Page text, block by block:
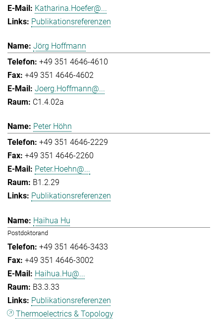
Katharina.Hoefer@...
Publikationsreferenzen
Jörg Hoffmann
+49 351 4646-4610
+49 351 4646-4602
Joerg.Hoffmann@...
C1.4.02a
Peter Höhn
+49 351 4646-2229
+49 351 4646-2260
Peter.Hoehn@...
B1.2.29
Publikationsreferenzen
Haihua Hu
Postdoktorand
+49 351 4646-3433
+49 351 4646-3002
Haihua.Hu@...
B3.3.33
Publikationsreferenzen
Thermoelectrics & Topology